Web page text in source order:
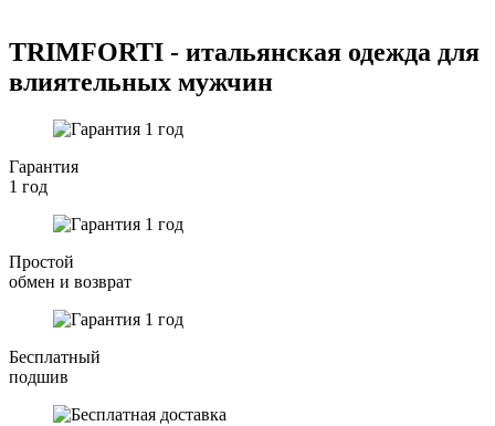
TRIMFORTI - итальянская одежда для
влиятельных мужчин
Гарантия
1 год
Простой
обмен и возврат
Бесплатный
подшив